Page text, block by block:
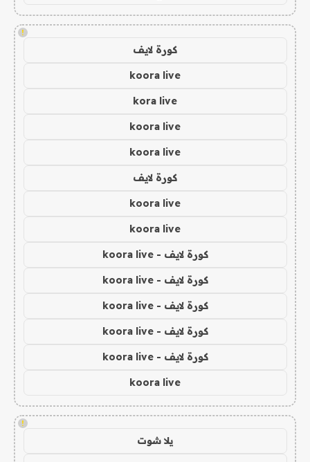
!
كورة لايف
koora live
kora live
koora live
koora live
كورة لايف
koora live
koora live
كورة لايف - koora live
كورة لايف - koora live
كورة لايف - koora live
كورة لايف - koora live
كورة لايف - koora live
koora live
!
يلا شوت